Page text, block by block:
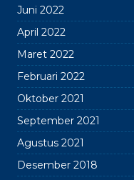
Juni 2022
April 2022
Maret 2022
Februari 2022
Oktober 2021
September 2021
Agustus 2021
Desember 2018